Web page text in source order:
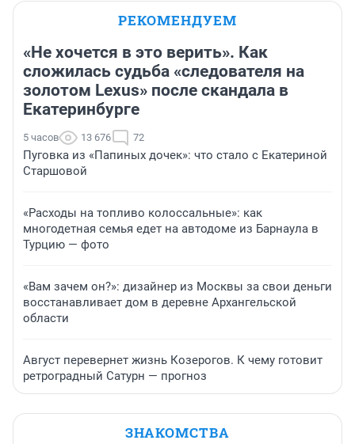
РЕКОМЕНДУЕМ
«Не хочется в это верить». Как
сложилась судьба «следователя на
золотом Lexus» после скандала в
Екатеринбурге
5 часов 13 676 72
Пуговка из «Папиных дочек»: что стало с Екатериной
Старшовой
«Расходы на топливо колоссальные»: как
многодетная семья едет на автодоме из Барнаула в
Турцию — фото
«Вам зачем он?»: дизайнер из Москвы за свои деньги
восстанавливает дом в деревне Архангельской
области
Август перевернет жизнь Козерогов. К чему готовит
ретроградный Сатурн — прогноз
ЗНАКОМСТВА